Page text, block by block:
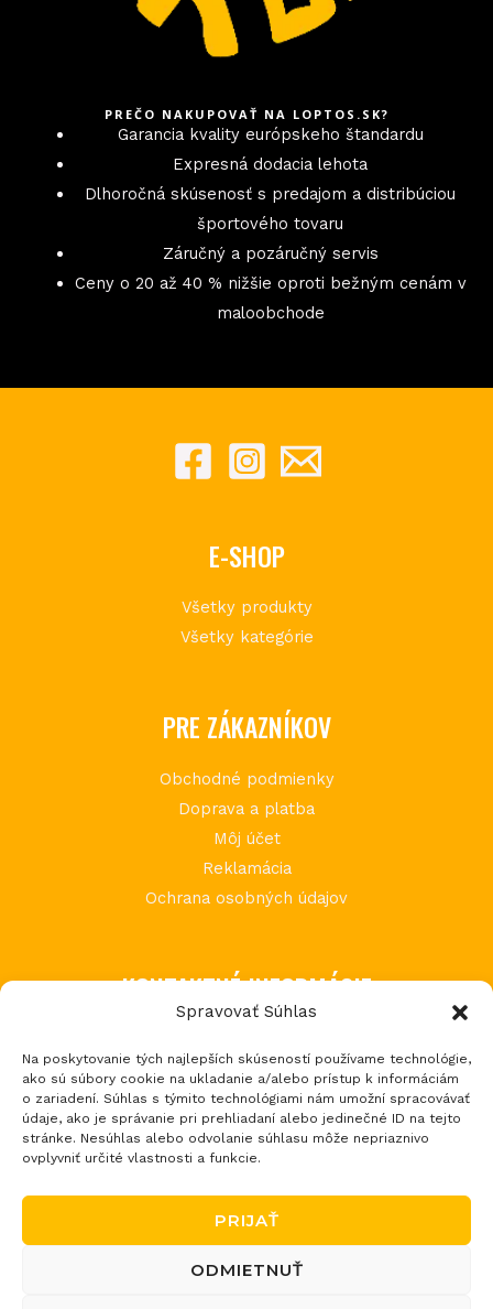
Spravovať Súhlas
Na poskytovanie tých najlepších skúseností používame technológie,
ako sú súbory cookie na ukladanie a/alebo prístup k informáciám
o zariadení. Súhlas s týmito technológiami nám umožní spracovávať
údaje, ako je správanie pri prehliadaní alebo jedinečné ID na tejto
stránke. Nesúhlas alebo odvolanie súhlasu môže nepriaznivo
ovplyvniť určité vlastnosti a funkcie.
PRIJAŤ
ODMIETNUŤ
PREČO NAKUPOVAŤ NA LOPTOS.SK?
Garancia kvality európskeho štandardu
Expresná dodacia lehota
Dlhoročná skúsenosť s predajom a distribúciou
športového tovaru
Záručný a pozáručný servis
Ceny o 20 až 40 % nižšie oproti bežným cenám v
maloobchode
E-SHOP
Všetky produkty
Všetky kategórie
PRE ZÁKAZNÍKOV
Obchodné podmienky
Doprava a platba
Môj účet
Reklamácia
Ochrana osobných údajov
KONTAKTNÉ INFORMÁCIE
Považská Teplá 602
017 05 Považská Bystrica 5
tel.: +421 903 232 273
email: loptos@loptos.sk